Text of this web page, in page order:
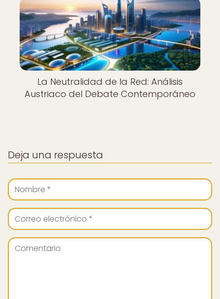
La Neutralidad de la Red: Análisis
Austriaco del Debate Contemporáneo
Deja una respuesta